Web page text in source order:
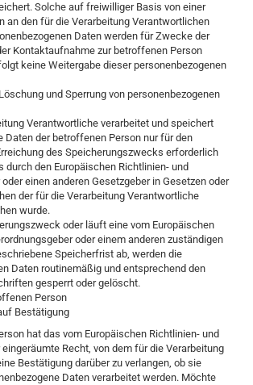
Solche auf freiwilliger Basis von einer
an den für die Verarbeitung Verantwortlichen
Daten werden für Zwecke der
Kontaktaufnahme zur betroffenen Person
keine Weitergabe dieser personenbezogenen
und Sperrung von personenbezogenen
Verantwortliche verarbeitet und speichert
Daten der betroffenen Person nur für den
des Speicherungszwecks erforderlich
durch den Europäischen Richtlinien- und
einen anderen Gesetzgeber in Gesetzen oder
der für die Verarbeitung Verantwortliche
wurde.
oder läuft eine vom Europäischen
oder einem anderen zuständigen
Speicherfrist ab, werden die
Daten routinemäßig und entsprechend den
gesperrt oder gelöscht.
Person
Bestätigung
hat das vom Europäischen Richtlinien- und
Recht, von dem für die Verarbeitung
Bestätigung darüber zu verlangen, ob sie
Daten verarbeitet werden. Möchte